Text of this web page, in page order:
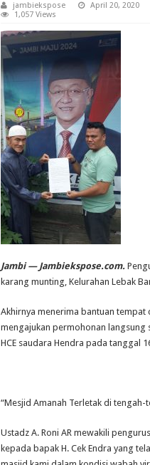
jambiekspose April 20, 2020
1,057 Views
Jambi — Jambiekspose.com.
karang munting, Kelurahan Lebak
Akhirnya menerima bantuan tempat
mengajukan permohonan langsung
HCE saudara Hendra pada tanggal
“Mesjid Amanah Terletak di
Ustadz A. Roni AR mewakili
kepada bapak H. Cek Endra yang